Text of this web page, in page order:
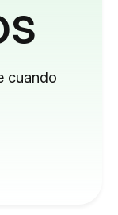
cuando